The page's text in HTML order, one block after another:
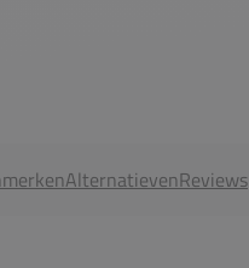
AlternatievenReviews